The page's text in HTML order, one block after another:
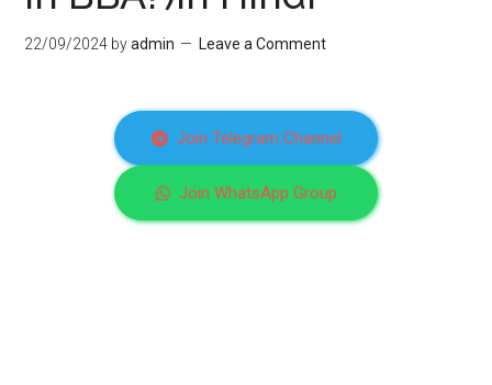
22/09/2024 byadmin Leave a Comment
Join Telegram Channel
Join WhatsApp Group